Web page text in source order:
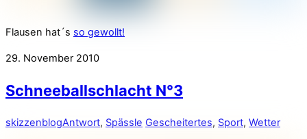
Flausen hat´s so gewollt!
29. November 2010
Schneeballschlacht N°3
skizzenblogAntwort, Spässle Gescheitertes, Sport, Wetter